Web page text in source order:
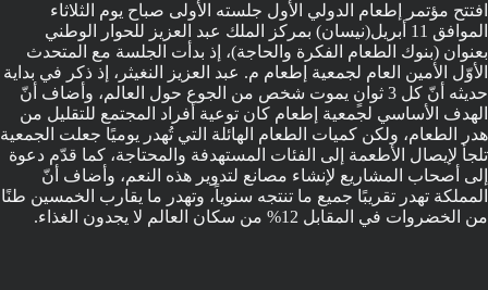
افتتح مؤتمر إطعام الدولي الأول جلسته الأولى صباح يوم الثلاثاء
الموافق 11 أبريل(نيسان) بمركز الملك عبد العزيز للحوار الوطني
بعنوان (بنوك الطعام الفكرة والحاجة)، إذ بدأت الجلسة مع المتحدث
الأوّل الأمين العام لجمعية إطعام م. عبد العزيز النغيثر، إذ ذكر في بداية
حديثه أنّ كل 3 ثوانٍ يموت شخص من الجوع حول العالم، وأضاف أنّ
الهدف الأساسي لجمعية إطعام كان توعية أفراد المجتمع للتقليل من
هدر الطعام، ولكن كميات الطعام الهائلة التي تُهدر يوميًا جعلت الجمعية
تلجأ لإيصال الأطعمة إلى الفئات المستهدفة والمحتاجة، كما قدّم دعوة
إلى أصحاب المشاريع لإنشاء مصانع لتدوير هذه النعم، وأضاف أنّ
المملكة تهدر تقريبًا جميع ما تنتجه سنوياً، وتهدر ما يقارب الخمسين طنًا
من الخضروات في المقابل 12% من سكان العالم لا يجدون الغذاء.